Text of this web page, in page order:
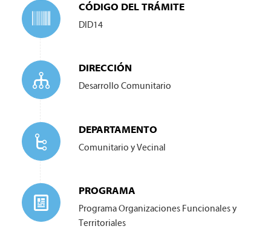
CÓDIGO DEL TRÁMITE
DID14
DIRECCIÓN
Desarrollo Comunitario
DEPARTAMENTO
Comunitario y Vecinal
PROGRAMA
Programa Organizaciones Funcionales y
Territoriales